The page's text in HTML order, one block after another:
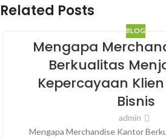
Related Posts
BLOG
Mengapa
Berkualitas
Kepercayaan
Bisnis
admin
Mengapa Merchandise Kantor